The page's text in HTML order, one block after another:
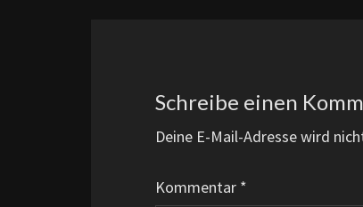
Schreibe einen
Deine E-Mail-Adresse wird
Kommentar *